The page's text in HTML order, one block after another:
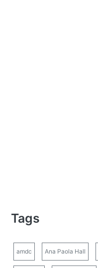
Tags
amdc Ana Paola Hall